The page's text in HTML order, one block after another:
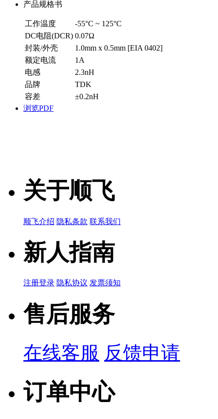
产品规格书
工作温度
-55°C ~ 125°C
DC电阻(DCR) 0.07Ω
封装/外壳
1.0mm x 0.5mm [EIA 0402]
额定电流
1A
电感
2.3nH
品牌
TDK
容差
±0.2nH
浏览PDF
关于顺飞
顺飞介绍 隐私条款 联系我们
新人指南
注册登录 隐私协议 发票须知
售后服务
在线客服 反馈申请
订单中心